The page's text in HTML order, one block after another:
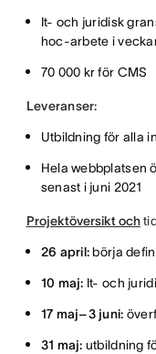
It- och juridisk
hoc-arbete i
70 000 kr för CMS
Leveranser:
Utbildning för alla
Hela webbplatsen
senast i juni 2021
Projektöversikt och
26 april:börja
10 maj: It- och
17 maj–3 juni:
31 maj: utbildning